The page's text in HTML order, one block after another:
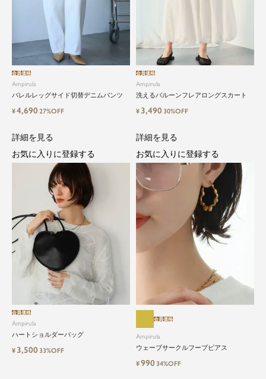
都会的で自由なムードにトレンドを。
手頃な価格で毎日に寄り添う。
Ampirula
バレルレッグサイド切替デニムパンツ
会員価格
¥4,69027%OFF
Ampirula
洗えるバルーンフレアロングスカート
会員価格
¥ 3,49030%OFF
Ampirula
ハートショルダーバッグ
会員価格
¥ 3,50033%OFF
詳細を見る
お気に入りに登録する
Ampirula
ウェーブサークルフープピアス
会員価格
¥99034%OFF
詳細を見る
お気に入りに登録する